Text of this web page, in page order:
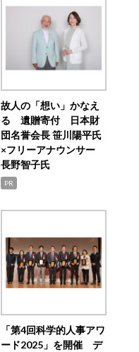
故人の「想い」かなえ
る 遺贈寄付 日本財
団名誉会長 笹川陽平氏
×フリーアナウンサー
長野智子氏
PR
「第4回科学的人事アワ
ード2025」を開催 デ